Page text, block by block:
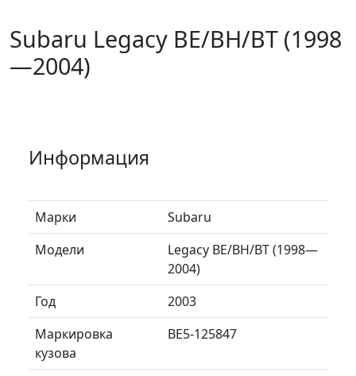
Subaru Legacy BE/BH/BT (1998
—2004)
Информация
Марки
Subaru
Модели
Legacy BE/BH/BT (1998—
2004)
Год
2003
Маркировка
кузова
BE5-125847